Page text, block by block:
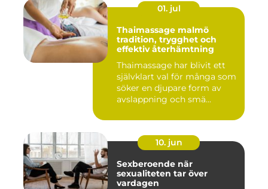
01. jul
Thaimassage malmö
tradition, trygghet och
effektiv återhämtning
Thaimassage har blivit ett
självklart val för många som
söker en djupare form av
avslappning och smä...
10. jun
Sexberoende när
sexualiteten tar över
vardagen